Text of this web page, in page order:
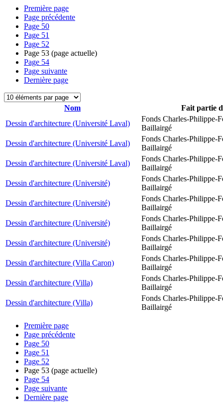
Première page
Page précédente
Page 50
Page 51
Page 52
Page 53 (page actuelle)
Page 54
Page suivante
Dernière page
Nom
Fait partie
Dessin d'architecture (Université Laval)
Fonds Charles-Philippe-
Baillairgé
Dessin d'architecture (Université Laval)
Fonds Charles-Philippe-
Baillairgé
Dessin d'architecture (Université Laval)
Fonds Charles-Philippe-
Baillairgé
Dessin d'architecture (Université)
Fonds Charles-Philippe-
Baillairgé
Dessin d'architecture (Université)
Fonds Charles-Philippe-
Baillairgé
Dessin d'architecture (Université)
Fonds Charles-Philippe-
Baillairgé
Dessin d'architecture (Université)
Fonds Charles-Philippe-
Baillairgé
Dessin d'architecture (Villa Caron)
Fonds Charles-Philippe-
Baillairgé
Dessin d'architecture (Villa)
Fonds Charles-Philippe-
Baillairgé
Dessin d'architecture (Villa)
Fonds Charles-Philippe-
Baillairgé
Première page
Page précédente
Page 50
Page 51
Page 52
Page 53 (page actuelle)
Page 54
Page suivante
Dernière page